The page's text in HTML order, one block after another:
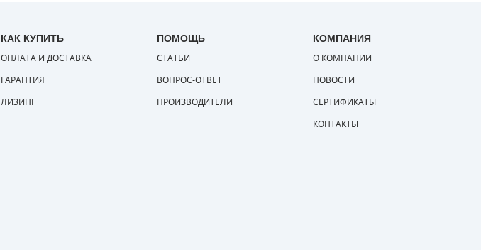
КАК КУПИТЬ
ОПЛАТА И ДОСТАВКА
ГАРАНТИЯ
ЛИЗИНГ
ПОМОЩЬ
СТАТЬИ
ВОПРОС-ОТВЕТ
ПРОИЗВОДИТЕЛИ
КОМПАНИЯ
О КОМПАНИИ
НОВОСТИ
СЕРТИФИКАТЫ
КОНТАКТЫ